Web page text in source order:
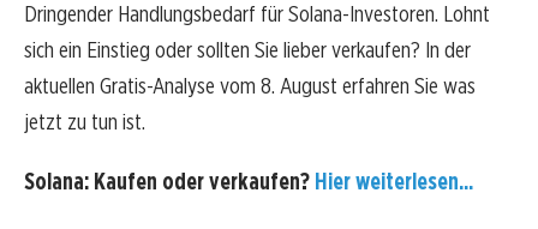
Dringender Handlungsbedarf für Solana-Investoren. Lohnt
sich ein Einstieg oder sollten Sie lieber verkaufen? In der
aktuellen Gratis-Analyse vom 8. August erfahren Sie was
jetzt zu tun ist.
Solana: Kaufen oder verkaufen? Hier weiterlesen...